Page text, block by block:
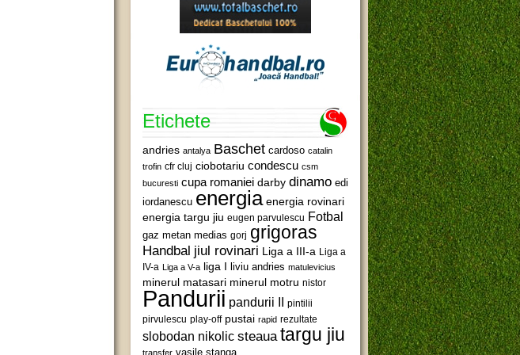
Etichete
andries antalya Baschet cardoso catalin
trofin cfr cluj ciobotariu condescu csm
bucuresti cupa romaniei darby dinamo edi
iordanescu energia energia rovinari
energia targu jiu eugen parvulescu Fotbal
gaz metan medias gorj grigoras
Handbal jiul rovinari Liga a III-a Liga a
IV-a Liga a V-a liga I liviu andries matulevicius
minerul matasari minerul motru nistor
Pandurii pandurii II pintilii
pirvulescu play-off pustai rapid rezultate
slobodan nikolic steaua targu jiu
transfer vasile stanga